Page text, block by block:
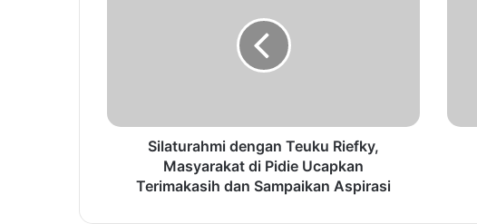
Silaturahmi dengan Teuku Riefky,
Masyarakat di Pidie Ucapkan
Terimakasih dan Sampaikan Aspirasi